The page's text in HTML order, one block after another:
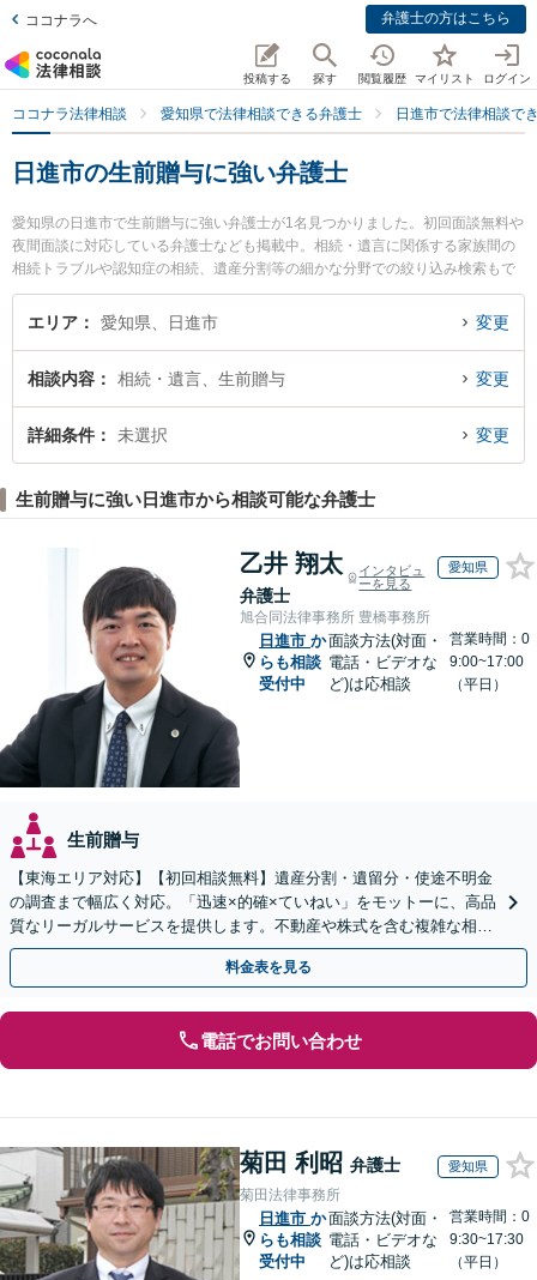
ココナラへ 弁護士の方はこちら
投稿する 探す 閲覧履歴 マイリスト ログイン
ココナラ法律相談 愛知県で法律相談できる弁護士 日進市で法律相談で
日進市の生前贈与に強い弁護士
愛知県の日進市で生前贈与に強い弁護士が1名見つかりました。初回面談無料や
夜間面談に対応している弁護士なども掲載中。相続・遺言に関係する家族間の
相続トラブルや認知症の相続、遺産分割等の細かな分野での絞り込み検索もで
き便利です。特に弁護士法人愛知総合法律事務所 日進赤池事務所の水野 憲幸弁
護士のプロフィール情報や弁護士費用、強みなどが注目されています。『日進
回相談無料で生前贈与を法律相談できる日進市内の弁護士に相談予約したい』
などでお困りの相談者さんにおすすめです。
エリア 愛知県、日進市 変更
相談内容 相続・遺言、生前贈与 変更
詳細条件 未選択 変更
生前贈与に強い日進市から相談可能な弁護士
乙井 翔太
弁護士
インタビュ
ーを見る
愛知県
旭合同法律事務所 豊橋事務所
日進市 か
らも相談
受付中
面談方法(対面・
電話・ビデオな
ど)は応相談
営業時間：0
9:00~17:00
（平日）
生前贈与
【東海エリア対応】【初回相談無料】遺産分割・遺留分・使途不明金
の調査まで幅広く対応。「迅速×的確×ていねい」をモットーに、高品
質なリーガルサービスを提供します。不動産や株式を含む複雑な相続
もお任せください【休日・夜間対応OK】
料金表を見る
電話でお問い合わせ
菊田 利昭 弁護士 愛知県
菊田法律事務所
日進市 か
らも相談
受付中
面談方法(対面・
電話・ビデオな
ど)は応相談
営業時間：0
9:30~17:30
（平日）